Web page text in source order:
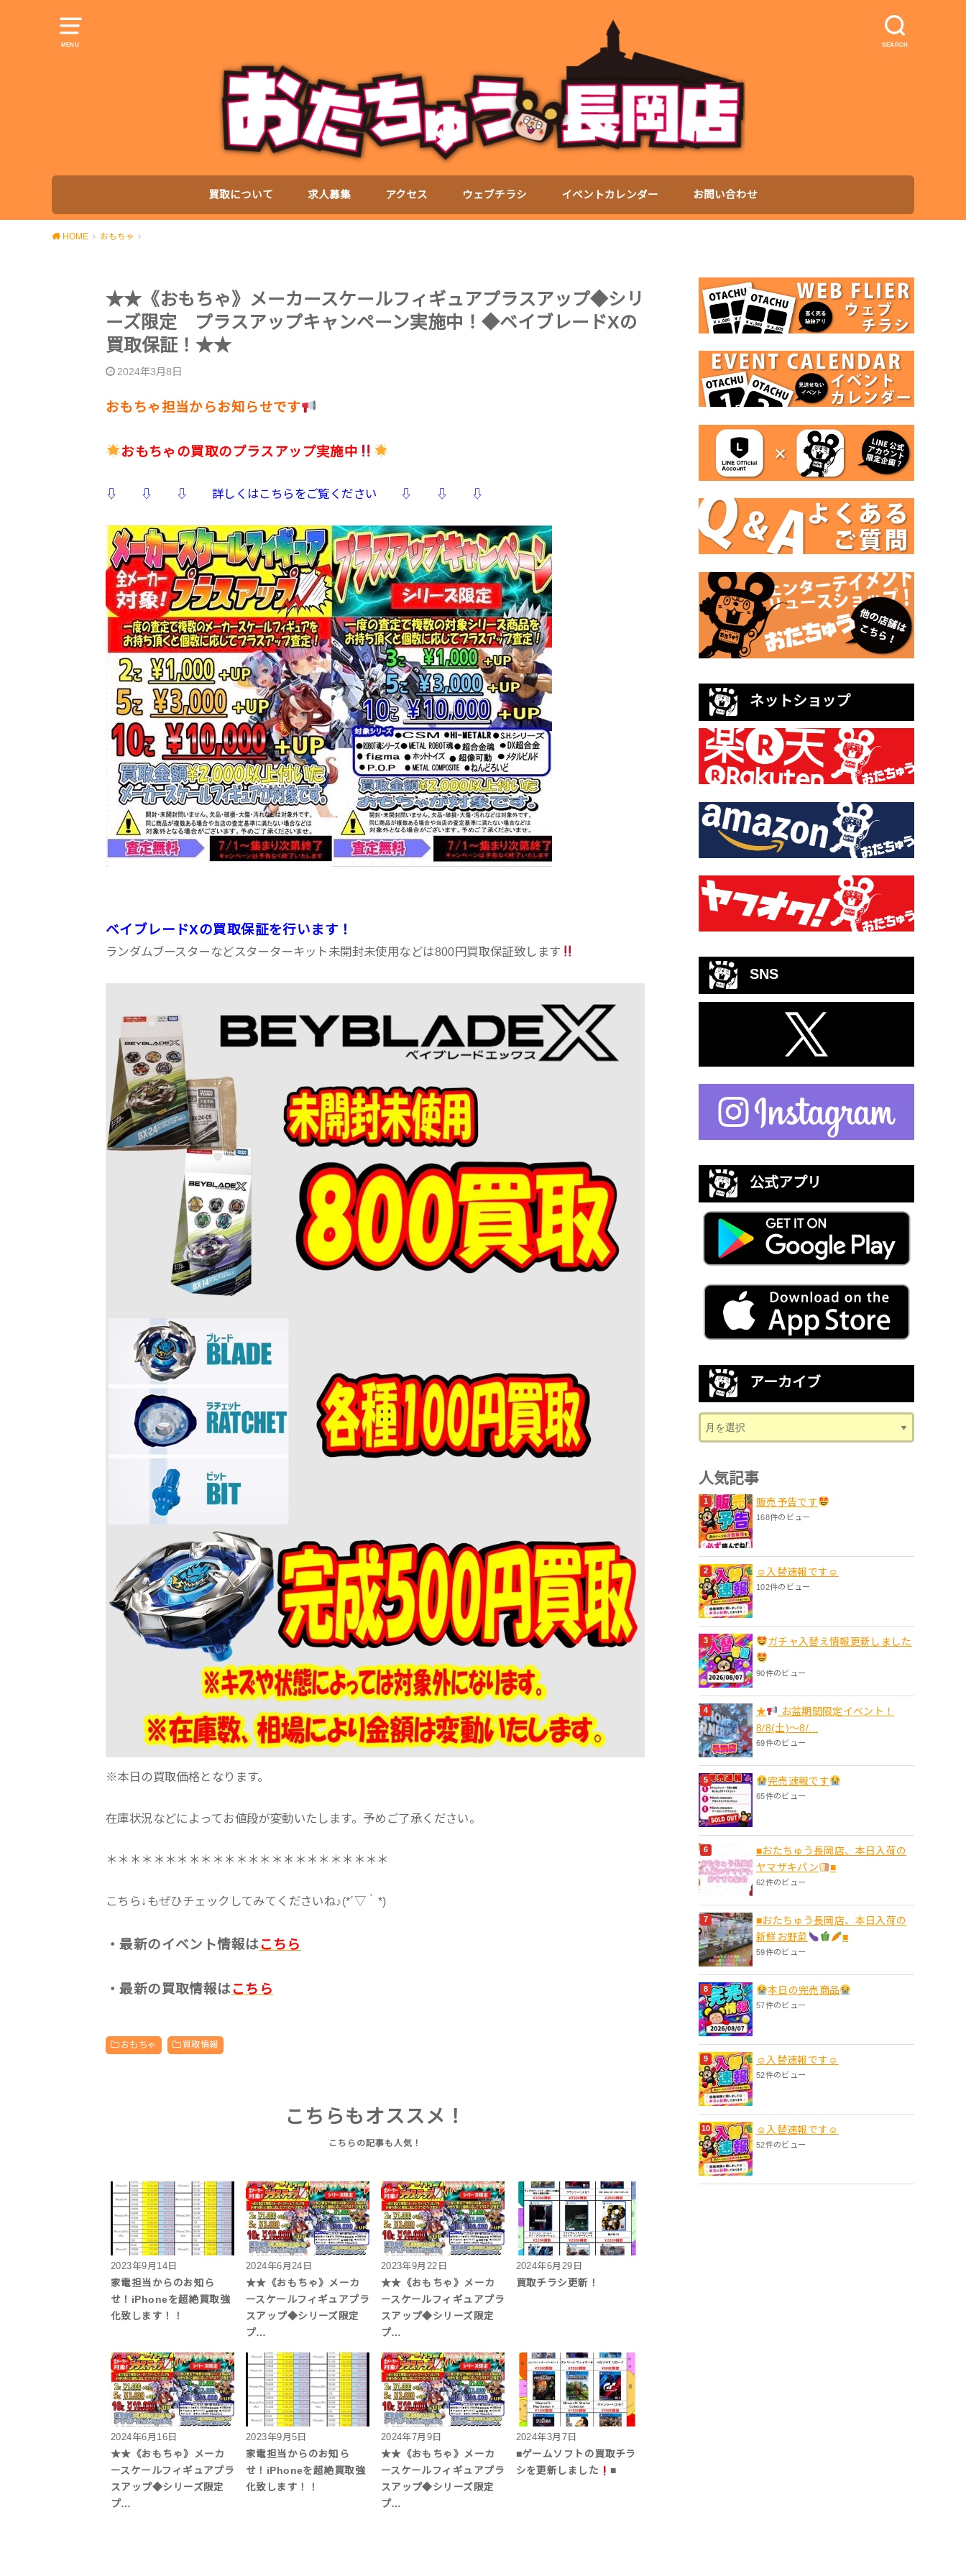
MENU SEARCH
買取について 求人募集 アクセス ウェブチラシ イベントカレンダー お問い合わせ
HOME おもちゃ
★★《おもちゃ》メーカースケールフィギュアプラスアップ◆シリ
ーズ限定 プラスアップキャンペーン実施中！◆ベイブレードXの
買取保証！★★
2024年3月8日
おもちゃ担当からお知らせです
おもちゃの買取のプラスアップ実施中
⇩ ⇩ ⇩ 詳しくはこちらをご覧ください ⇩ ⇩ ⇩
ベイブレードXの買取保証を行います！
ランダムブースターなどスターターキット未開封未使用などは800円買取保証致します
※本日の買取価格となります。
在庫状況などによってお値段が変動いたします。予めご了承ください。
＊＊＊＊＊＊＊＊＊＊＊＊＊＊＊＊＊＊＊＊＊＊＊＊
こちら↓もぜひチェックしてみてくださいね♪(*´▽｀*)
・最新のイベント情報はこちら
・最新の買取情報はこちら
おもちゃ 買取情報
こちらもオススメ！
2023年9月14日
家電担当からのお知ら
せ！iPhoneを超絶買取強
化致します！！
2024年6月24日
★★《おもちゃ》メーカ
ースケールフィギュアプラ
スアップ◆シリーズ限定
プ…
2023年9月22日
★★《おもちゃ》メーカ
ースケールフィギュアプラ
スアップ◆シリーズ限定
プ…
2024年6月29日
買取チラシ更新！
2024年6月16日
★★《おもちゃ》メーカ
ースケールフィギュアプラ
スアップ◆シリーズ限定
プ…
2023年9月5日
家電担当からのお知ら
せ！iPhoneを超絶買取強
化致します！！
2024年7月9日
★★《おもちゃ》メーカ
ースケールフィギュアプラ
スアップ◆シリーズ限定
プ…
2024年3月7日
■ゲームソフトの買取チラ
シを更新しました
■
ネットショップ
SNS
公式アプリ
アーカイブ
人気記事
販売予告です
168件のビュー
☺入替速報です☺
102件のビュー
ガチャ入替え情報更新しました
90件のビュー
★
お盆期間限定イベント！
8/8(土)〜8/...
69件のビュー
完売速報です
65件のビュー
■おたちゅう長岡店、本日入荷の
ヤマザキパン
■
62件のビュー
■おたちゅう長岡店、本日入荷の
新鮮お野菜
■
59件のビュー
本日の完売商品
57件のビュー
☺入替速報です☺
52件のビュー
☺入替速報です☺
52件のビュー